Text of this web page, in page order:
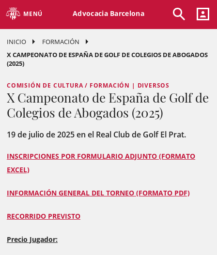
MENÚ Advocacia Barcelona
INICIO
FORMACIÓN
X CAMPEONATO DE ESPAÑA DE GOLF DE COLEGIOS DE ABOGADOS
(2025)
COMISIÓN DE CULTURA / FORMACIÓN | DIVERSOS
X Campeonato de España de Golf de
Colegios de Abogados (2025)
19 de julio de 2025 en el Real Club de Golf El Prat.
INSCRIPCIONES POR FORMULARIO ADJUNTO (FORMATO
EXCEL)
INFORMACIÓN GENERAL DEL TORNEO (FORMATO PDF)
RECORRIDO PREVISTO
Precio Jugador: